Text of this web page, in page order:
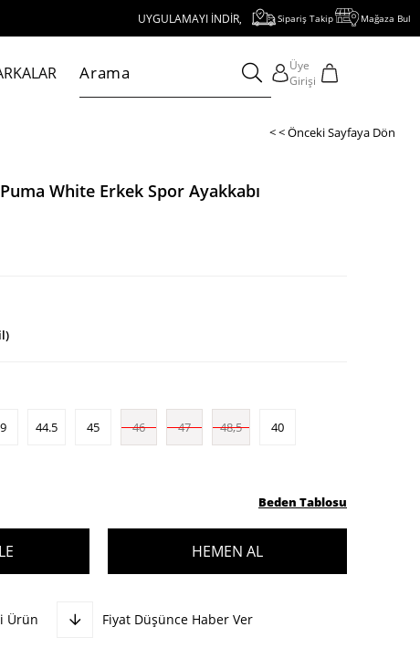
UYGULAMAYI İNDİR, 1000 TL VE ÜZERİ ALIŞVERİŞE 250 TL
Sipariş Takip Mağaza Bul
Üye
Girişi
< < Önceki Sayfaya Dön
White Erkek Spor Ayakkabı
44.5 45 46 47 48,5 40
Beden Tablosu
Ürün Fiyat Düşünce Haber Ver